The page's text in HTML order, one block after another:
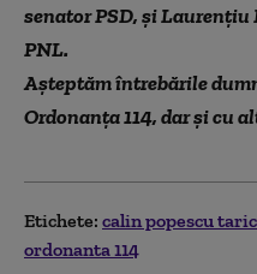
senator PSD, și
PNL.
Așteptăm întrebările
Ordonanța 114, dar și cu
Etichete: calin popescu
ordonanta 114